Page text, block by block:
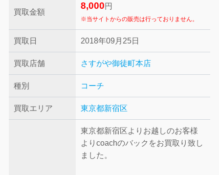
買取金額
8,000 円
※当サイトからの販売は行っておりません。
買取日 2018年09月25日
買取店舗 さすがや御徒町本店
種別 コーチ
買取エリア 東京都新宿区
東京都新宿区よりお越しのお客様
よりcoachのバックをお買取り致し
ました。